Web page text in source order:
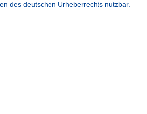
des deutschen Urheberrechts nutzbar.